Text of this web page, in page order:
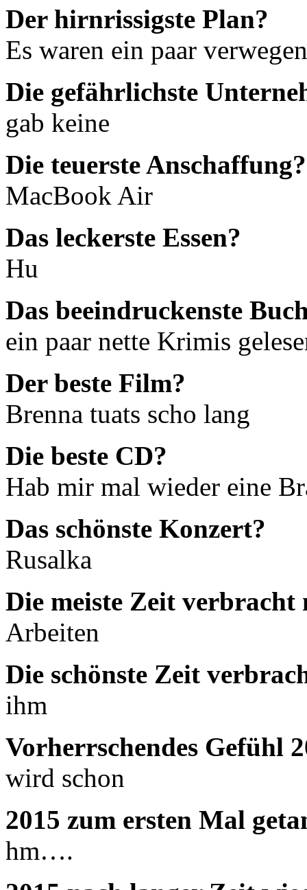
Der hirnrissigste Plan?
Es waren ein paar
Die gefährlichste
gab keine
Die teuerste Anschaffung?
MacBook Air
Das leckerste Essen?
Hu
Das beeindruckenste
ein paar nette Krimis
Der beste Film?
Brenna tuats scho lang
Die beste CD?
Hab mir mal wieder eine
Das schönste Konzert?
Rusalka
Die meiste Zeit
Arbeiten
Die schönste Zeit
ihm
Vorherrschendes Gefühl
wird schon
2015 zum ersten Mal
hm….